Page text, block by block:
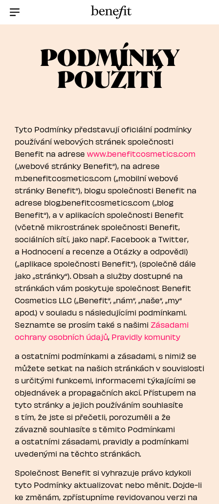
PODMÍNKY
POUŽITÍ
Tyto Podmínky představují oficiální podmínky
používání webových stránek společnosti
Benefit na adrese www.benefitcosmetics.com
(„webové stránky Benefit“), na adrese
m.benefitcosmetics.com („mobilní webové
stránky Benefit“), blogu společnosti Benefit na
adrese blog.benefitcosmetics.com („blog
Benefit“), a v aplikacích společnosti Benefit
(včetně mikrostránek společnosti Benefit,
sociálních sítí, jako např. Facebook a Twitter,
a Hodnocení a recenze a Otázky a odpovědi)
(„aplikace společnosti Benefit“), (společně dále
jako „stránky“). Obsah a služby dostupné na
stránkách vám poskytuje společnost Benefit
Cosmetics LLC („Benefit“, „nám“, „naše“, „my“
apod.) v souladu s následujícími podmínkami.
Seznamte se prosím také s našimi Zásadami
ochrany osobních údajů, Pravidly komunity
a ostatními podmínkami a zásadami, s nimiž se
můžete setkat na našich stránkách v souvislosti
s určitými funkcemi, informacemi týkajícími se
objednávek a propagačních akcí. Přístupem na
tyto stránky a jejich používáním souhlasíte
s tím, že jste si přečetli, porozuměli a že
závazně souhlasíte s těmito Podmínkami
a ostatními zásadami, pravidly a podmínkami
uvedenými na těchto stránkách.
Společnost Benefit si vyhrazuje právo kdykoli
tyto Podmínky aktualizovat nebo měnit. Dojde-li
ke změnám, zpřístupníme revidovanou verzi na